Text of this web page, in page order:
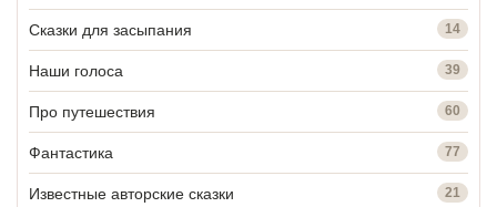
Сказки для засыпания 14
Наши голоса 39
Про путешествия 60
Фантастика 77
Известные авторские сказки 21